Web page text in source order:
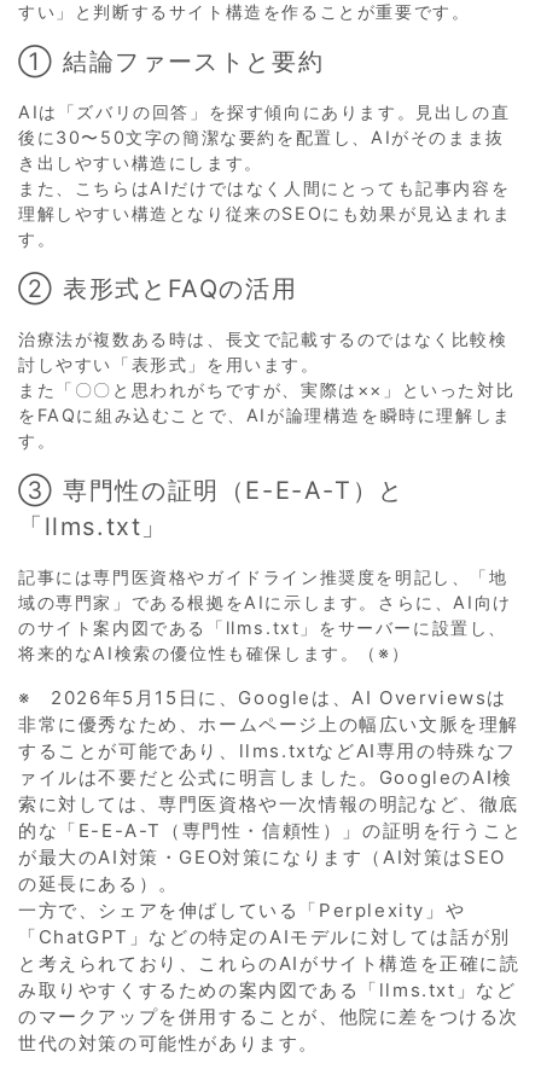
すい」と判断するサイト構造を作ることが重要です。
① 結論ファーストと要約
AIは「ズバリの回答」を探す傾向にあります。見出しの直
後に30〜50文字の簡潔な要約を配置し、AIがそのまま抜
き出しやすい構造にします。
また、こちらはAIだけではなく人間にとっても記事内容を
理解しやすい構造となり従来のSEOにも効果が見込まれま
す。
② 表形式とFAQの活用
治療法が複数ある時は、長文で記載するのではなく比較検
討しやすい「表形式」を用います。
また「〇〇と思われがちですが、実際は××」といった対比
をFAQに組み込むことで、AIが論理構造を瞬時に理解しま
す。
③ 専門性の証明（E-E-A-T）と
「llms.txt」
記事には専門医資格やガイドライン推奨度を明記し、「地
域の専門家」である根拠をAIに示します。さらに、AI向け
のサイト案内図である「llms.txt」をサーバーに設置し、
将来的なAI検索の優位性も確保します。（※）
※ 2026年5月15日に、Googleは、AI Overviewsは
非常に優秀なため、ホームページ上の幅広い文脈を理解
することが可能であり、llms.txtなどAI専用の特殊なフ
ァイルは不要だと公式に明言しました。GoogleのAI検
索に対しては、専門医資格や一次情報の明記など、徹底
的な「E-E-A-T（専門性・信頼性）」の証明を行うこと
が最大のAI対策・GEO対策になります（AI対策はSEO
の延長にある）。
一方で、シェアを伸ばしている「Perplexity」や
「ChatGPT」などの特定のAIモデルに対しては話が別
と考えられており、これらのAIがサイト構造を正確に読
み取りやすくするための案内図である「llms.txt」など
のマークアップを併用することが、他院に差をつける次
世代の対策の可能性があります。